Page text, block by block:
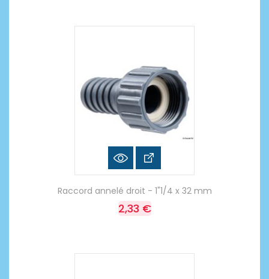
Raccord annelé droit - 1"1/4 x 32 mm
2,33 €